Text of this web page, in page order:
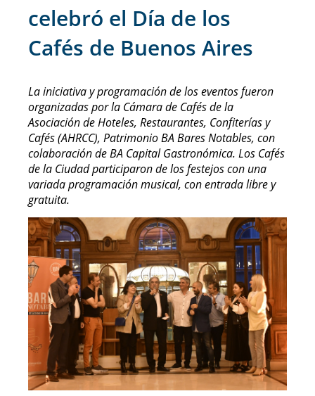
celebró el Día de los
Cafés de Buenos Aires
La iniciativa y programación de los eventos fueron
organizadas por la Cámara de Cafés de la
Asociación de Hoteles, Restaurantes, Confiterías y
Cafés (AHRCC), Patrimonio BA Bares Notables, con
colaboración de BA Capital Gastronómica. Los Cafés
de la Ciudad participaron de los festejos con una
variada programación musical, con entrada libre y
gratuita.